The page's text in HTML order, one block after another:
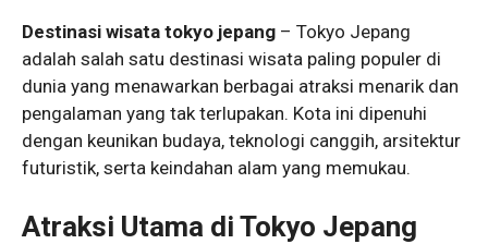
Destinasi wisata tokyo jepang – Tokyo Jepang
adalah salah satu destinasi wisata paling populer di
dunia yang menawarkan berbagai atraksi menarik dan
pengalaman yang tak terlupakan. Kota ini dipenuhi
dengan keunikan budaya, teknologi canggih, arsitektur
futuristik, serta keindahan alam yang memukau.
Atraksi Utama di Tokyo Jepang